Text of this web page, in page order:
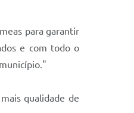
para garantir
e com todo o
qualidade de